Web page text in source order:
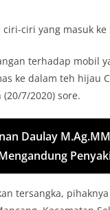
ciri yang masuk ke
terhadap mobil
ke dalam teh hijau
7/2020) sore.
Daulay
tersangka,